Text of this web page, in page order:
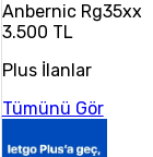
Anbernic Rg35xx
3.500 TL
Plus İlanlar
Tümünü Gör